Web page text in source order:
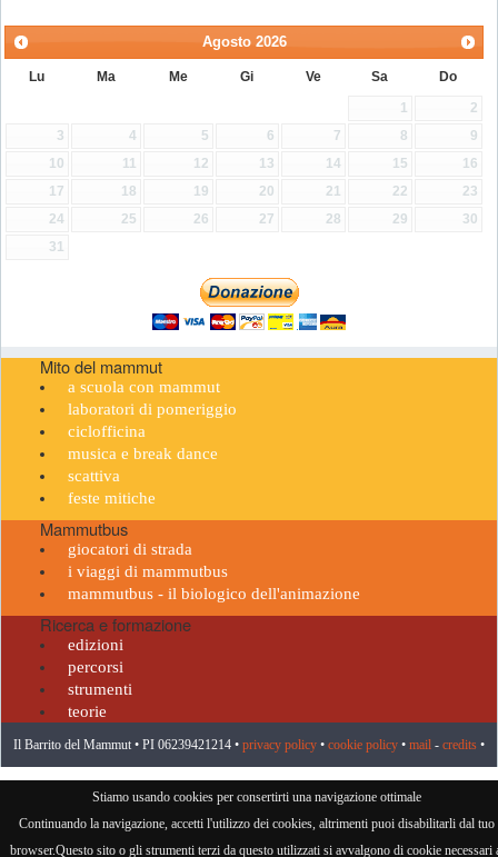
Stiamo usando cookies per consertirti una navigazione ottimale
Continuando la navigazione, accetti l'utilizzo dei cookies, altrimenti puoi disabilitarli dal tuo
browser.Questo sito o gli strumenti terzi da questo utilizzati si avvalgono di cookie necessari
Agosto 2026
Lu Ma Me Gi Ve Sa Do
1
2
3
4 5 6 7 8
9
10
11 12 13 14 15
16
17
18 19 20 21 22
23
24
25 26 27 28 29
30
31
Mito del mammut
a scuola con mammut
laboratori di pomeriggio
ciclofficina
musica e break dance
scattiva
feste mitiche
Mammutbus
giocatori di strada
i viaggi di mammutbus
mammutbus - il biologico dell'animazione
Ricerca e formazione
edizioni
percorsi
strumenti
teorie
Il Barrito del Mammut • PI 06239421214 • privacy policy • cookie policy • mail - credits •
visitatore n° 958924